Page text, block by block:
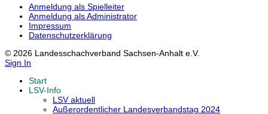
Anmeldung als Spielleiter
Anmeldung als Administrator
Impressum
Datenschutzerklärung
© 2026 Landesschachverband Sachsen-Anhalt e.V.
Sign In
Start
LSV-Info
LSV aktuell
Außerordentlicher Landesverbandstag 2024